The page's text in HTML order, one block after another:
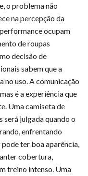
o problema não
na percepção da
ocupam
de roupas
decisão de
sabem que a
no uso. A comunicação
é a experiência que
Uma camiseta de
será julgada quando o
enfrentando
ter boa aparência,
cobertura,
treino intenso. Uma